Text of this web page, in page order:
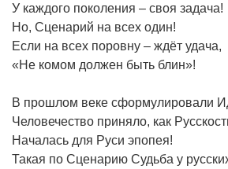
У каждого поколения – своя задача!
Но, Сценарий на всех один!
Если на всех поровну – ждёт удача,
«Не комом должен быть блин»!
В прошлом веке сформулировали
Человечество приняло, как
Началась для Руси эпопея!
Такая по Сценарию Судьба у